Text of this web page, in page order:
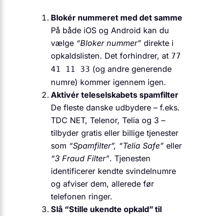
Blokér nummeret med det samme
På både iOS og Android kan du
vælge “Bloker nummer” direkte i
opkaldslisten. Det forhindrer, at 77
41 11 33 (og andre generende
numre) kommer igennem igen.
Aktivér teleselskabets spamfilter
De fleste danske udbydere – f.eks.
TDC NET, Telenor, Telia og 3 –
tilbyder gratis eller billige tjenester
som “Spamfilter”, “Telia Safe” eller
“3 Fraud Filter”. Tjenesten
identificerer kendte svindelnumre
og afviser dem, allerede før
telefonen ringer.
Slå “Stille ukendte opkald” til